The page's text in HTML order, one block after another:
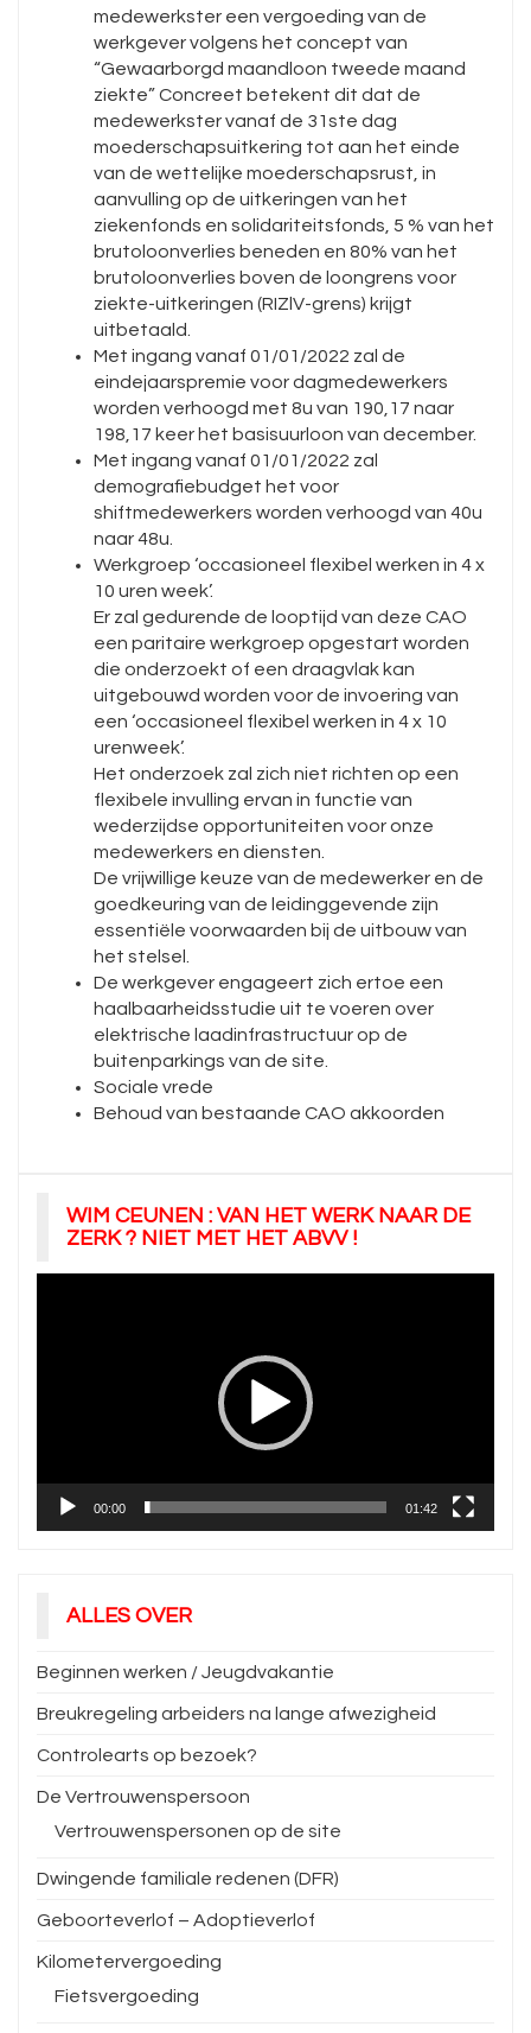
medewerkster een vergoeding van de
werkgever volgens het concept van
“Gewaarborgd maandloon tweede maand
ziekte” Concreet betekent dit dat de
medewerkster vanaf de 31ste dag
moederschapsuitkering tot aan het einde
van de wettelijke moederschapsrust, in
aanvulling op de uitkeringen van het
ziekenfonds en solidariteitsfonds, 5 % van het
brutoloonverlies beneden en 80% van het
brutoloonverlies boven de loongrens voor
ziekte-uitkeringen (RIZlV-grens) krijgt
uitbetaald.
Met ingang vanaf 01/01/2022 zal de
eindejaarspremie voor dagmedewerkers
worden verhoogd met 8u van 190,17 naar
198,17 keer het basisuurloon van december.
Met ingang vanaf 01/01/2022 zal
demografiebudget het voor
shiftmedewerkers worden verhoogd van 40u
naar 48u.
Werkgroep ‘occasioneel flexibel werken in 4 x
10 uren week’.
Er zal gedurende de looptijd van deze CAO
een paritaire werkgroep opgestart worden
die onderzoekt of een draagvlak kan
uitgebouwd worden voor de invoering van
een ‘occasioneel flexibel werken in 4 x 10
urenweek’.
Het onderzoek zal zich niet richten op een
flexibele invulling ervan in functie van
wederzijdse opportuniteiten voor onze
medewerkers en diensten.
De vrijwillige keuze van de medewerker en de
goedkeuring van de leidinggevende zijn
essentiële voorwaarden bij de uitbouw van
het stelsel.
De werkgever engageert zich ertoe een
haalbaarheidsstudie uit te voeren over
elektrische laadinfrastructuur op de
buitenparkings van de site.
Sociale vrede
Behoud van bestaande CAO akkoorden
WIM CEUNEN : VAN HET WERK NAAR DE
ZERK ? NIET MET HET ABVV !
00:00 01:42
ALLES OVER
Beginnen werken / Jeugdvakantie
Breukregeling arbeiders na lange afwezigheid
Controlearts op bezoek?
De Vertrouwenspersoon
Vertrouwenspersonen op de site
Dwingende familiale redenen (DFR)
Geboorteverlof – Adoptieverlof
Kilometervergoeding
Fietsvergoeding